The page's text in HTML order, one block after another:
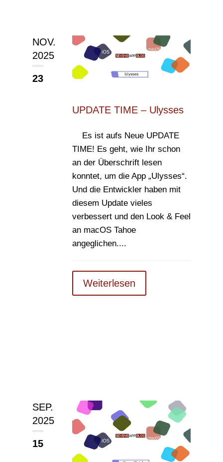
NOV.
2025
23
UPDATE TIME – Ulysses
Es ist aufs Neue UPDATE
TIME! Es geht, wie Ihr schon
an der Überschrift lesen
konntet, um die App „Ulysses“.
Und die Entwickler haben mit
diesem Update vieles
verbessert und den Look & Feel
an macOS Tahoe
angeglichen....
Weiterlesen
SEP.
2025
15